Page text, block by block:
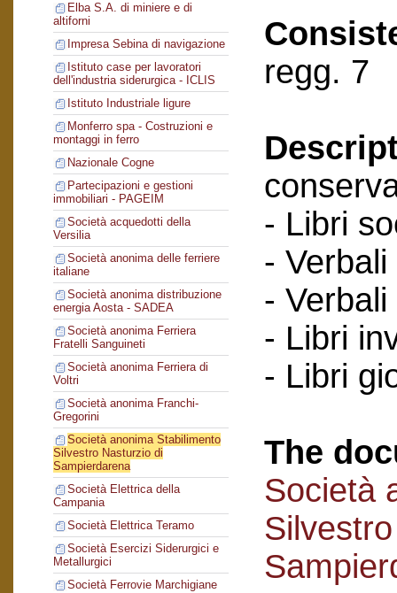
Elba S.A. di miniere e di
altiforni
Impresa Sebina di navigazione
Istituto case per lavoratori
dell'industria siderurgica - ICLIS
Istituto Industriale ligure
Monferro spa - Costruzioni e
montaggi in ferro
Nazionale Cogne
Partecipazioni e gestioni
immobiliari - PAGEIM
Società acquedotti della
Versilia
Società anonima delle ferriere
italiane
Società anonima distribuzione
energia Aosta - SADEA
Società anonima Ferriera
Fratelli Sanguineti
Società anonima Ferriera di
Voltri
Società anonima Franchi-
Gregorini
Società anonima Stabilimento
Silvestro Nasturzio di
Sampierdarena
Società Elettrica della
Campania
Società Elettrica Teramo
Società Esercizi Siderurgici e
Metallurgici
Società Ferrovie Marchigiane
regg. 7
- Libri
-
-
- Libri
- Libri
The
Società